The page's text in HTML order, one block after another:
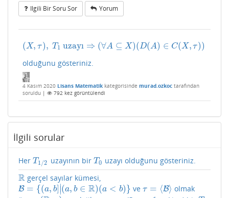
Ilgili Bir Soru Sor Yorum
(X, τ), T 1 uzayı ⇒ (∀A ⊆ X)(D(A) ∈ C(X, τ))
(X ,τ), T1uzayı⇒(∀ A⊆ X)(D(A)∈C(X ,τ )
olduğunu gösteriniz.
4 Kasım 2020 Lisans Matematik kategorisinde murad.ozkoc tarafından
soruldu | 792 kez görüntülendi
İlgili sorular
Her T 1/2
T1 /2 uzayının bir T0
T0 uzayı olduğunu gösteriniz.
R
R gerçel sayılar kümesi,
B = {(a, b] ∣(a, b ∈ R)(a < b)}
B= {(a ,b]|(a,b ∈R (a <b )} veτ = ⟨B⟩
τ=⟨B
olmak